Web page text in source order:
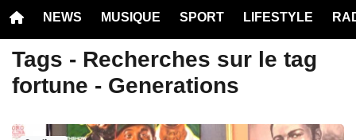
NEWS MUSIQUE SPORT LIFESTYLE
Tags - Recherches sur le tag
fortune - Generations